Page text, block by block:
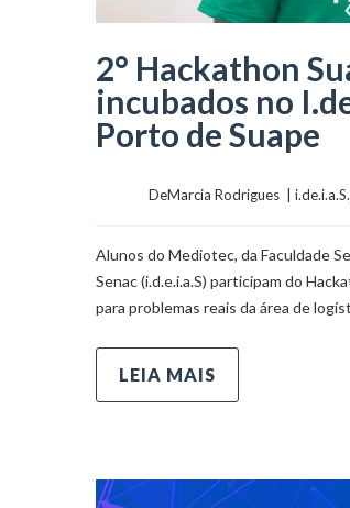
2° Hackathon
incubados no
Porto de Suape
	    	DeMarcia Rodrigues  |
i.de.i.a.S.
Alunos do Mediotec, da Faculdade
Senac (i.d.e.i.a.S) participam do
para problemas reais da área de
LEIA MAIS